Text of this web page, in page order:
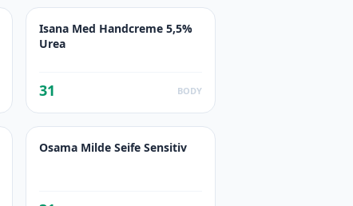
Isana Med Handcreme 5,5%
Urea
31 BODY
Osama Milde Seife Sensitiv